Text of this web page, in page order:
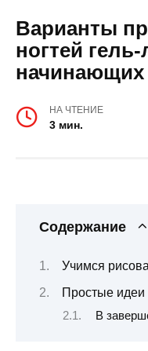
Варианты
ногтей
начинающих
НА ЧТЕНИЕ
3 мин.
Содержание
Учимся
Простые идеи
В